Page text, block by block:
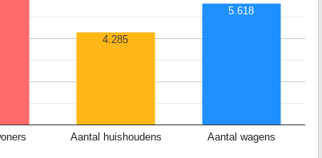
Aantal huishoudens Aantal wagens
4.285
5.618